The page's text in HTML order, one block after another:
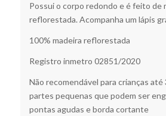
Possui o corpo redondo e é feito de
reflorestada. Acompanha um lápis
100% madeira reflorestada
Registro inmetro 02851/2020
Não recomendável para crianças
partes pequenas que podem ser
pontas agudas e borda cortante